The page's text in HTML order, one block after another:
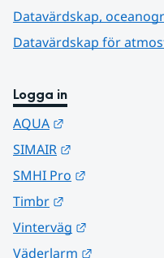
Datavärdskap,
Datavärdskap för
Logga in
AQUA
SIMAIR
SMHI Pro
Timbr
Vinterväg
Väderlarm